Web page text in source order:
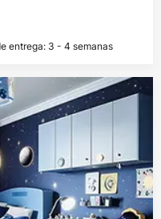
entrega: 3 - 4 semanas